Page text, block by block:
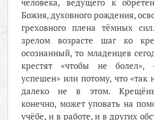
Божия, духовного рождения,
греховного плена тёмных
зрелом возрасте шаг ко
осознанный, то младенцев
крестят «чтобы не болел»,
успешен» или потому, что «так
далеко не в этом.
конечно, может уповать на
учёбе, и в работе, и в других